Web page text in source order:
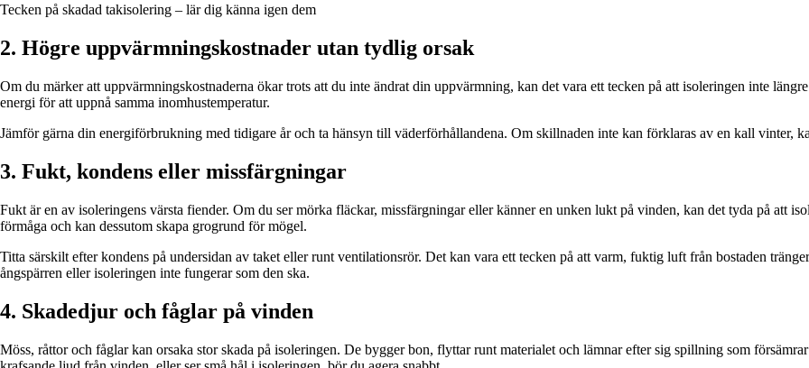
Tecken på skadad takisolering – lär dig känna igen dem
2. Högre uppvärmningskostnader utan tydlig orsak
Om du märker att uppvärmningskostnaderna ökar trots att du inte ändrat din uppvärmning, kan det vara ett tecken på att isoleringen inte
energi för att uppnå samma inomhustemperatur.
Jämför gärna din energiförbrukning med tidigare år och ta hänsyn till väderförhållandena. Om skillnaden inte kan förklaras av en kall vinter,
3. Fukt, kondens eller missfärgningar
Fukt är en av isoleringens värsta fiender. Om du ser mörka fläckar, missfärgningar eller känner en unken lukt på vinden, kan det tyda på att
förmåga och kan dessutom skapa grogrund för mögel.
Titta särskilt efter kondens på undersidan av taket eller runt ventilationsrör. Det kan vara ett tecken på att varm, fuktig luft från bostaden
ångspärren eller isoleringen inte fungerar som den ska.
4. Skadedjur och fåglar på vinden
Möss, råttor och fåglar kan orsaka stor skada på isoleringen. De bygger bon, flyttar runt materialet och lämnar efter sig spillning som